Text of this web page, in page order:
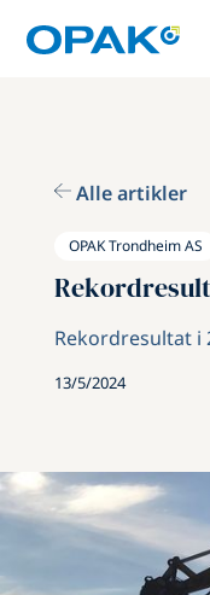
Alle artikler
OPAK Trondheim AS
Rekordresultat i
13/5/2024